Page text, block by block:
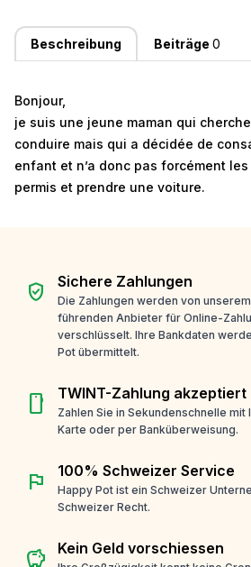
Beschreibung Beiträge 0
Bonjour,
je suis une jeune maman qui
conduire mais qui a décidée de
enfant et n’a donc pas forcément
permis et prendre une voiture.
verified_user Sichere Zahlungen
Die Zahlungen werden von
führenden Anbieter für Online-
verschlüsselt. Ihre Bankdaten
Pot übermittelt.
smartphone TWINT-Zahlung akzeptiert
Zahlen Sie in Sekundenschnelle
Karte oder per Banküberweisung.
flag 100% Schweizer Service
Happy Pot ist ein Schweizer
Schweizer Recht.
savings Kein Geld vorschiessen